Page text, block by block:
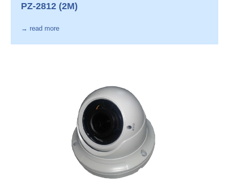
PZ-2812 (2M)
→ read more